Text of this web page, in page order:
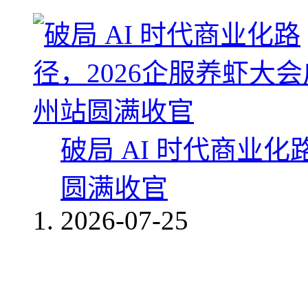
破局 AI 时代商业化
圆满收官
2026-07-25